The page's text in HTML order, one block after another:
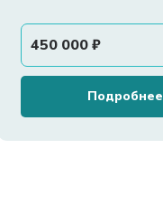
450 000₽
Подробнее